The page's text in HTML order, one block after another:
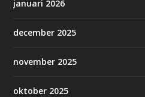
januari 2026
december 2025
november 2025
oktober 2025